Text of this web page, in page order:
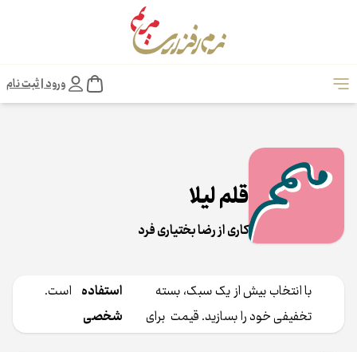
ورود | ثبت نام
قلم لیلا
کاری از رضا بختیاری فرد
با انتخاب بیش از یک سبک، بسته
تخفیفی خود را بسازید. قیمت ‎ برای
استفاده
شخصی
است.